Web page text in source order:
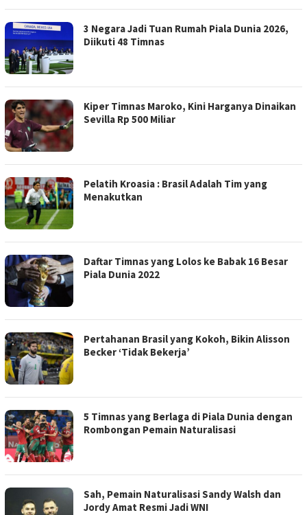
3 Negara Jadi Tuan Rumah Piala Dunia 2026,
Diikuti 48 Timnas
Kiper Timnas Maroko, Kini Harganya Dinaikan
Sevilla Rp 500 Miliar
Pelatih Kroasia : Brasil Adalah Tim yang
Menakutkan
Daftar Timnas yang Lolos ke Babak 16 Besar
Piala Dunia 2022
Pertahanan Brasil yang Kokoh, Bikin Alisson
Becker ‘Tidak Bekerja’
5 Timnas yang Berlaga di Piala Dunia dengan
Rombongan Pemain Naturalisasi
Sah, Pemain Naturalisasi Sandy Walsh dan
Jordy Amat Resmi Jadi WNI